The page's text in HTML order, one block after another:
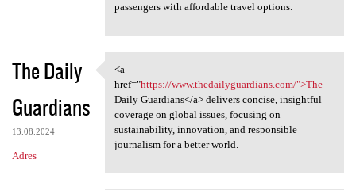
passengers with affordable travel options.
The Daily
Guardians
13.08.2024
Adres
<a href="https://www
<a
href="https://www.thedailyguardians.com/">The
Daily Guardians</a> delivers concise, insightful
coverage on global issues, focusing on
sustainability, innovation, and responsible
journalism for a better world.